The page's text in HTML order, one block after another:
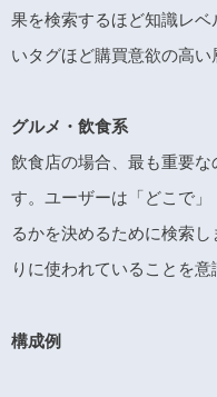
果を検索するほど知識レ
いタグほど購買意欲の高い
グルメ・飲食系
飲食店の場合、最も重要
す。ユーザーは「どこで
るかを決めるために検索
りに使われていることを意
構成例